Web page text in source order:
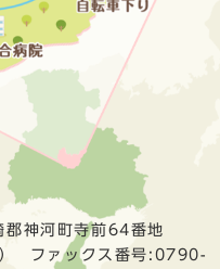
神河町寺前64番地
） ファックス番号:0790-